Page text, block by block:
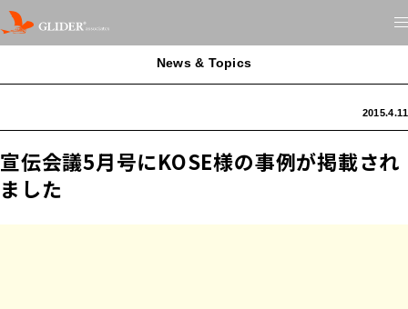
News & Topics
2015.4.11
宣伝会議5月号にKOSE様の事例が掲載され
ました